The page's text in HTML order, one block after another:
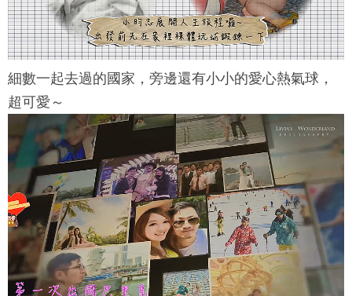
細數一起去過的國家，旁邊還有小小的愛心熱氣球，
超可愛～